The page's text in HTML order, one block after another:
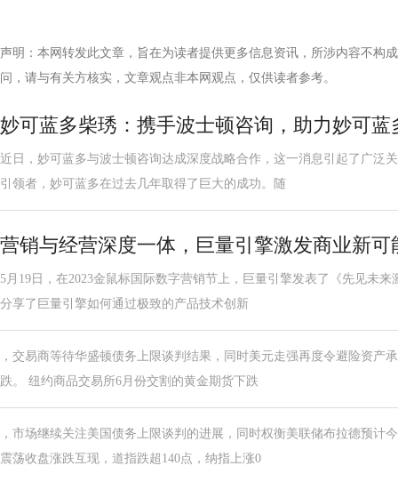
声明：本网转发此文章，旨在为读者提供更多信息资讯，所涉内容不构
问，请与有关方核实，文章观点非本网观点，仅供读者参考。
妙可蓝多柴琇：携手波士顿咨询，助力妙可蓝
近日，妙可蓝多与波士顿咨询达成深度战略合作，这一消息引起了广泛
引领者，妙可蓝多在过去几年取得了巨大的成功。随
营销与经营深度一体，巨量引擎激发商业新可
5月19日，在2023金鼠标国际数字营销节上，巨量引擎发表了《先见未
分享了巨量引擎如何通过极致的产品技术创新
，交易商等待华盛顿债务上限谈判结果，同时美元走强再度令避险资产
跌。 纽约商品交易所6月份交割的黄金期货下跌
，市场继续关注美国债务上限谈判的进展，同时权衡美联储布拉德预计
震荡收盘涨跌互现，道指跌超140点，纳指上涨0